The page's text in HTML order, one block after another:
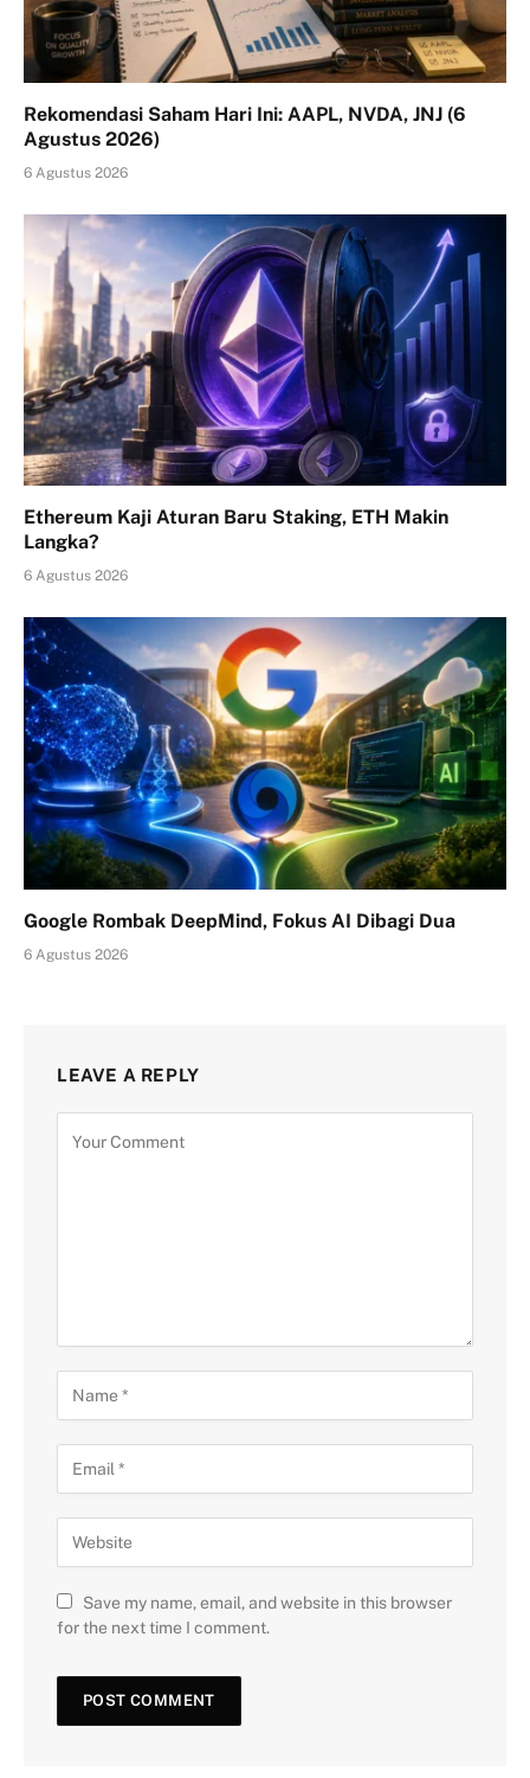
Rekomendasi Saham Hari Ini: AAPL, NVDA, JNJ (6
Agustus 2026)
6 Agustus 2026
Ethereum Kaji Aturan Baru Staking, ETH Makin
Langka?
6 Agustus 2026
Google Rombak DeepMind, Fokus AI Dibagi Dua
6 Agustus 2026
LEAVE A REPLY
Save my name, email, and website in this browser
for the next time I comment.